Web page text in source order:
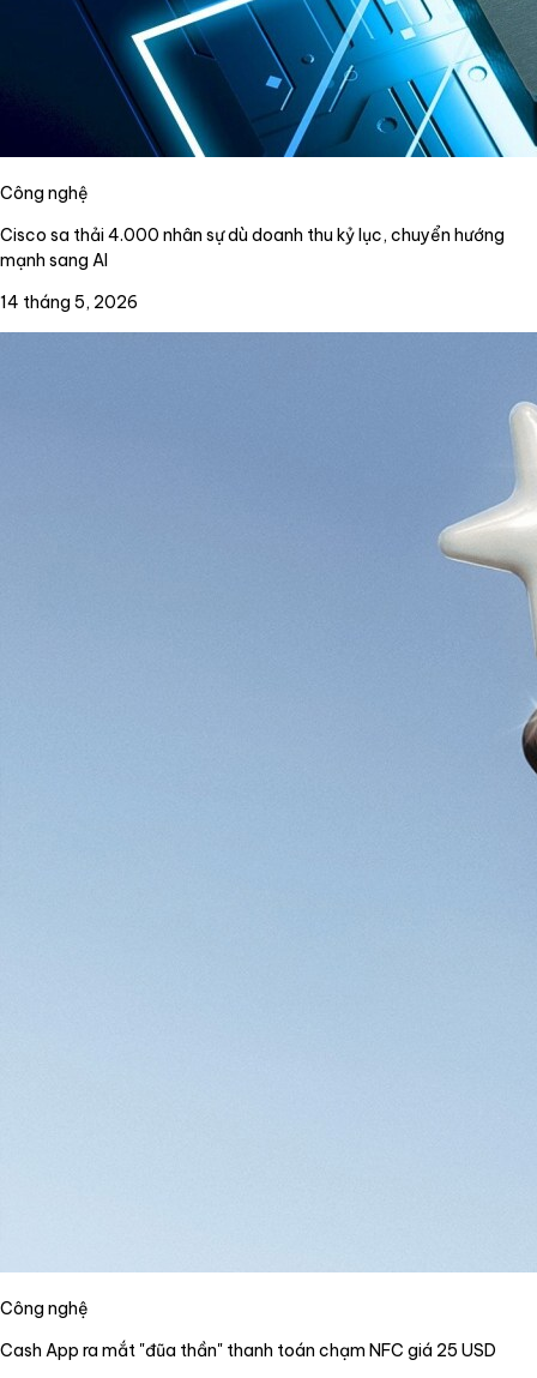
Công nghệ
Cisco sa thải 4.000 nhân sự dù doanh thu kỷ lục, chuyển hướng
mạnh sang AI
14 tháng 5, 2026
Công nghệ
Cash App ra mắt "đũa thần" thanh toán chạm NFC giá 25 USD